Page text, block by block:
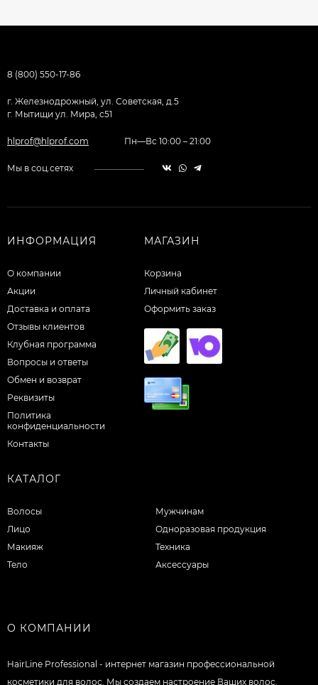
8 (800) 550-17-86
г. Железнодрожный, ул. Советская, д.5
г. Мытищи ул. Мира, с51
hlprof@hlprof.com Пн—Вс 10:00 – 21:00
Мы в соц.сетях
ИНФОРМАЦИЯ
О компании
Акции
Доставка и оплата
Отзывы клиентов
Клубная программа
Вопросы и ответы
Обмен и возврат
Реквизиты
Политика
конфиденциальности
Контакты
МАГАЗИН
Корзина
Личный кабинет
Оформить заказ
КАТАЛОГ
Волосы
Лицо
Макияж
Тело
Мужчинам
Одноразовая продукция
Техника
Аксессуары
О КОМПАНИИ
HairLine Professional - интернет магазин профессиональной
косметики для волос. Мы создаем настроение Ваших волос.